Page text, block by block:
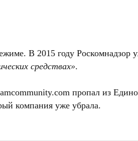
В 2015 году Роскомнадзор
средствах».
пропал из
компания уже убрала.